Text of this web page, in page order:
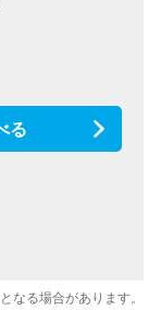
る
なる場合があります。